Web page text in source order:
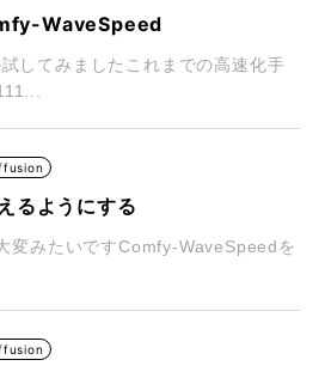
WaveSpeed
してみましたこれまでの高速化手
ようにする
変みたいですComfy-WaveSpeedを